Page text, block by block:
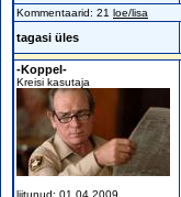
Kommentaarid: 21 loe/lisa
tagasi üles
-Koppel-
Kreisi kasutaja
liitunud: 01.04.2009